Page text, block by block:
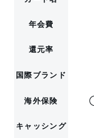
年会費
還元率
国際ブランド
海外保険
キャッシング